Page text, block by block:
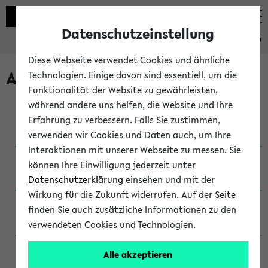
eKVV
Archivierte Studiengänge
Anglistik: British and American Studies / B.A.
(Einschreibung bis WiSe 16/17)
Anglistik: British and American Studies / B.A.
(Einschreibung bis SoSe 2015)
Anglistik: British and American Studies / B.A.
(Einschreibung bis SoSe 2013)
Anglistik: British and American Studies / Ba
(Einschreibung bis SoSe 2011)
Datenschutzeinstellung
Diese Webseite verwendet Cookies und ähnliche
Technologien. Einige davon sind essentiell, um die
Funktionalität der Website zu gewährleisten,
während andere uns helfen, die Website und Ihre
Erfahrung zu verbessern. Falls Sie zustimmen,
verwenden wir Cookies und Daten auch, um Ihre
Interaktionen mit unserer Webseite zu messen. Sie
können Ihre Einwilligung jederzeit unter
Datenschutzerklärung einsehen und mit der
Wirkung für die Zukunft widerrufen. Auf der Seite
finden Sie auch zusätzliche Informationen zu den
verwendeten Cookies und Technologien.
Alle akzeptieren